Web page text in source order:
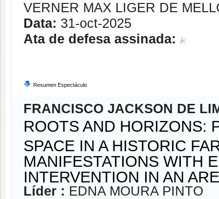
VERNER MAX LIGER DE
Data: 31-oct-2025
Ata de defesa assinada:
Resumen Espectáculo
FRANCISCO JACKSON DE
ROOTS AND HORIZONS:
SPACE IN A HISTORIC
MANIFESTATIONS WITH
INTERVENTION IN AN
Líder : EDNA MOURA PINTO